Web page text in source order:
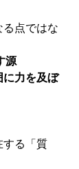
点ではな
源
に力を及ぼ
する「質